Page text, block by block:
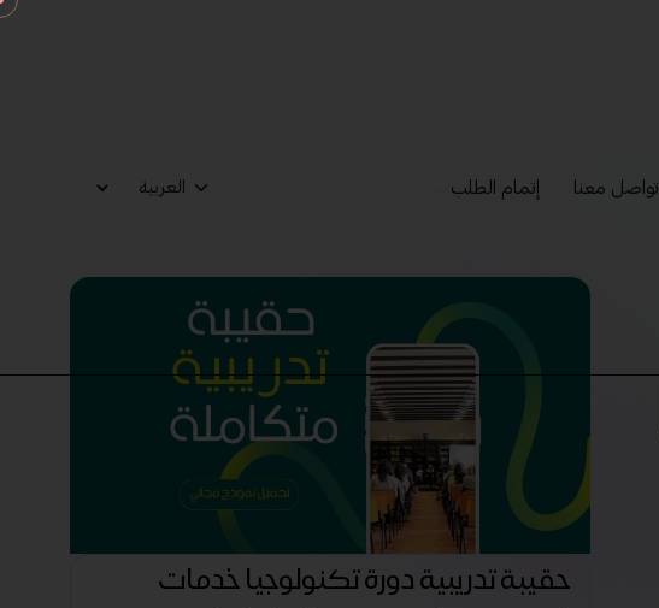
تواصل معنا إتمام الطلب
حقيبة تدريبية دورة تكنولوجيا خدمات